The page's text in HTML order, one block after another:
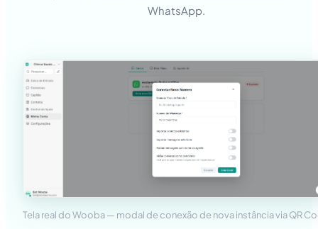
WhatsApp.
Tela real do Wooba — modal de conexão de nova instância via QR